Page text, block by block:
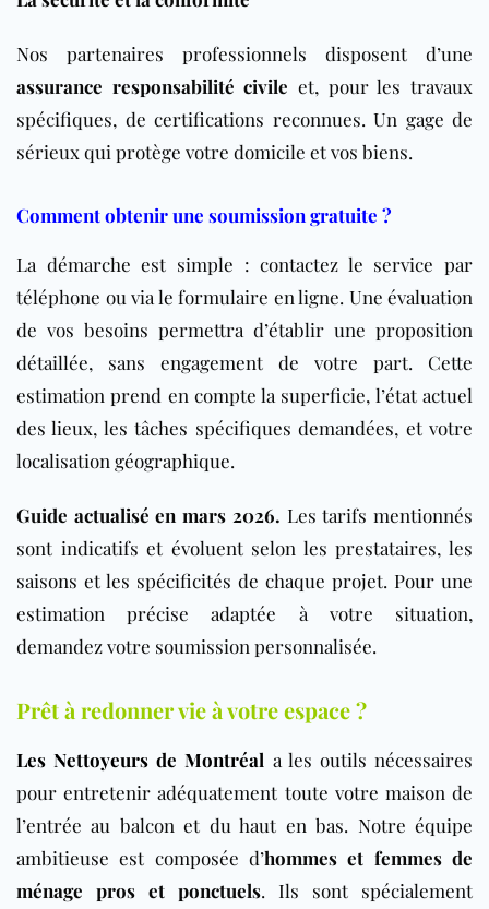
Nos partenaires professionnels disposent d’une
assurance responsabilité civile et, pour les travaux
spécifiques, de certifications reconnues. Un gage de
sérieux qui protège votre domicile et vos biens.
Comment obtenir une soumission gratuite ?
La démarche est simple : contactez le service par
téléphone ou via le formulaire en ligne. Une évaluation
de vos besoins permettra d’établir une proposition
détaillée, sans engagement de votre part. Cette
estimation prend en compte la superficie, l’état actuel
des lieux, les tâches spécifiques demandées, et votre
localisation géographique.
Guide actualisé en mars 2026. Les tarifs mentionnés
sont indicatifs et évoluent selon les prestataires, les
saisons et les spécificités de chaque projet. Pour une
estimation précise adaptée à votre situation,
demandez votre soumission personnalisée.
Prêt à redonner vie à votre espace ?
Les Nettoyeurs de Montréal a les outils nécessaires
pour entretenir adéquatement toute votre maison de
l’entrée au balcon et du haut en bas. Notre équipe
ambitieuse est composée d’hommes et femmes de
ménage pros et ponctuels. Ils sont spécialement